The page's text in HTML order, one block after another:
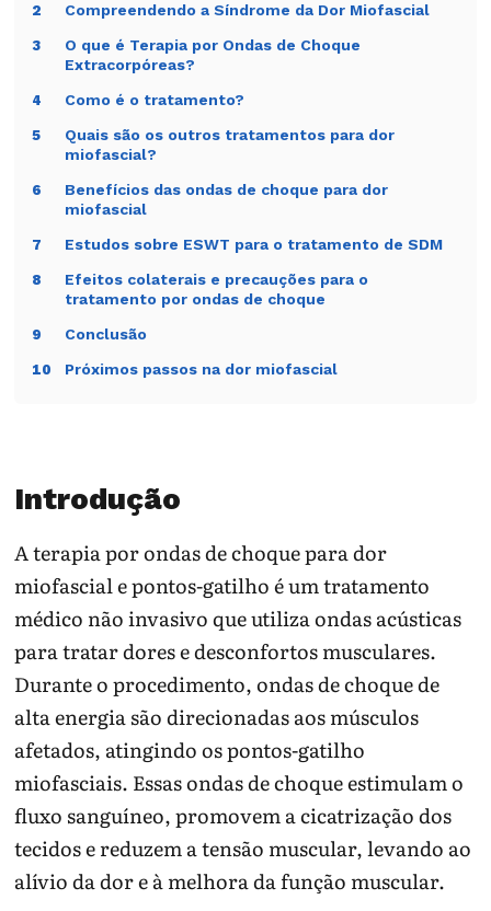
2 Compreendendo a Síndrome da Dor Miofascial
3
O que é Terapia por Ondas de Choque
Extracorpóreas?
4 Como é o tratamento?
5
Quais são os outros tratamentos para dor
miofascial?
6
Benefícios das ondas de choque para dor
miofascial
7 Estudos sobre ESWT para o tratamento de SDM
8
Efeitos colaterais e precauções para o
tratamento por ondas de choque
9 Conclusão
10 Próximos passos na dor miofascial
Introdução
A terapia por ondas de choque para dor
miofascial e pontos-gatilho é um tratamento
médico não invasivo que utiliza ondas acústicas
para tratar dores e desconfortos musculares.
Durante o procedimento, ondas de choque de
alta energia são direcionadas aos músculos
afetados, atingindo os pontos-gatilho
miofasciais. Essas ondas de choque estimulam o
fluxo sanguíneo, promovem a cicatrização dos
tecidos e reduzem a tensão muscular, levando ao
alívio da dor e à melhora da função muscular.